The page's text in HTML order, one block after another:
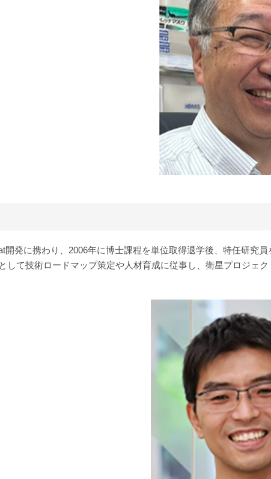
開発に携わり、2006年に博士課程を単位取得退学後、特任研究
して技術ロードマップ策定や人材育成に従事し、衛星プロジェ